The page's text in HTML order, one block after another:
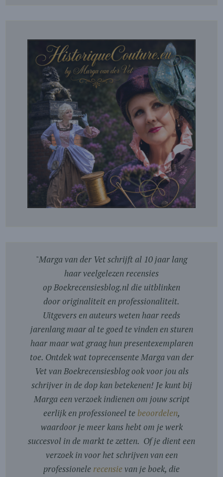
"Marga van der Vet schrijft al 10 jaar lang
haar veelgelezen recensies
op Boekrecensiesblog.nl die uitblinken
door originaliteit en professionaliteit.
Uitgevers en auteurs weten haar reeds
jarenlang maar al te goed te vinden en sturen
haar maar wat graag hun presentexemplaren
toe. Ontdek wat toprecensente Marga van der
Vet van Boekrecensiesblog ook voor jou als
schrijver in de dop kan betekenen! Je kunt bij
Marga een verzoek indienen om jouw script
eerlijk en professioneel te beoordelen,
waardoor je meer kans hebt om je werk
succesvol in de markt te zetten. Of je dient een
verzoek in voor het schrijven van een
professionele recensievan je boek, die